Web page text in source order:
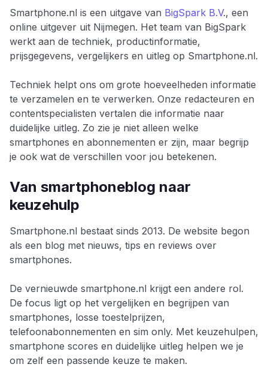
Smartphone.nl is een uitgave van BigSpark B.V., een
online uitgever uit Nijmegen. Het team van BigSpark
werkt aan de techniek, productinformatie,
prijsgegevens, vergelijkers en uitleg op Smartphone.nl.
Techniek helpt ons om grote hoeveelheden informatie
te verzamelen en te verwerken. Onze redacteuren en
contentspecialisten vertalen die informatie naar
duidelijke uitleg. Zo zie je niet alleen welke
smartphones en abonnementen er zijn, maar begrijp
je ook wat de verschillen voor jou betekenen.
Van smartphoneblog naar
keuzehulp
Smartphone.nl bestaat sinds 2013. De website begon
als een blog met nieuws, tips en reviews over
smartphones.
De vernieuwde smartphone.nl krijgt een andere rol.
De focus ligt op het vergelijken en begrijpen van
smartphones, losse toestelprijzen,
telefoonabonnementen en sim only. Met keuzehulpen,
smartphone scores en duidelijke uitleg helpen we je
om zelf een passende keuze te maken.